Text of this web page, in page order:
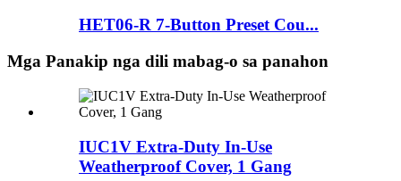
HET06-R 7-Button Preset Cou...
Mga Panakip nga dili mabag-o sa panahon
IUC1V Extra-Duty In-Use
Weatherproof Cover, 1 Gang